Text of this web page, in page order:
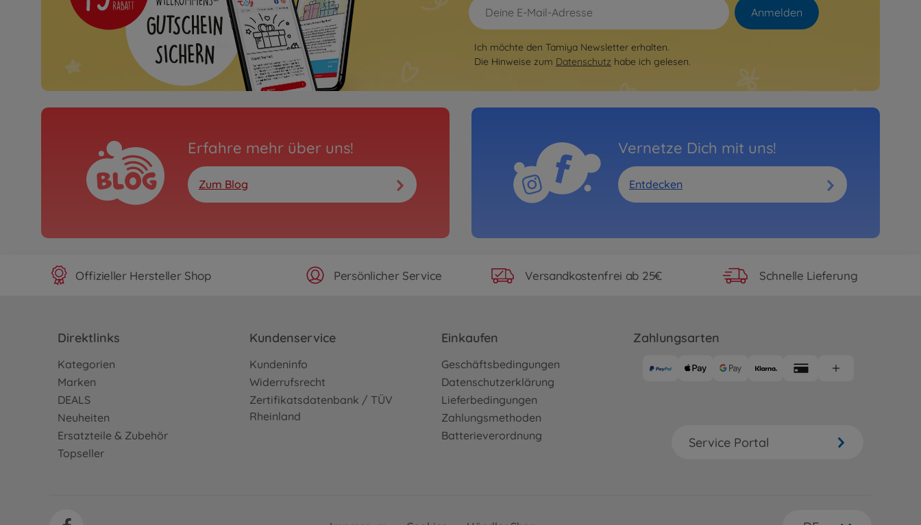
Archiv
1:10 RC TB-04 Pro II Chassis Kit
300084382
Nicht mehr verfügbar
Anmelden
Ich möchte den Tamiya Newsletter erhalten.
Die Hinweise zum Datenschutz habe ich gelesen.
Erfahre mehr über uns!
Zum Blog
Vernetze Dich mit uns!
Entdecken
Offizieller Hersteller Shop Persönlicher Service Versandkostenfrei ab 25€ Schnelle Lieferung
Direktlinks
Kategorien
Marken
DEALS
Neuheiten
Ersatzteile & Zubehör
Topseller
Kundenservice
Kundeninfo
Widerrufsrecht
Zertifikatsdatenbank / TÜV
Rheinland
Einkaufen
Geschäftsbedingungen
Datenschutzerklärung
Lieferbedingungen
Zahlungsmethoden
Batterieverordnung
Zahlungsarten
Service Portal